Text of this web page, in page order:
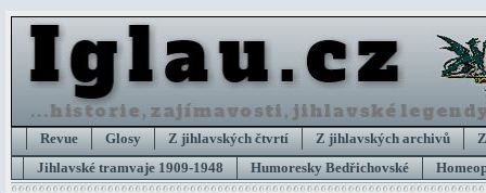
Revue Glosy Z jihlavských čtvrtí Z jihlavských archivů
Jihlavské tramvaje 1909-1948
Humoresky Bedřichovské